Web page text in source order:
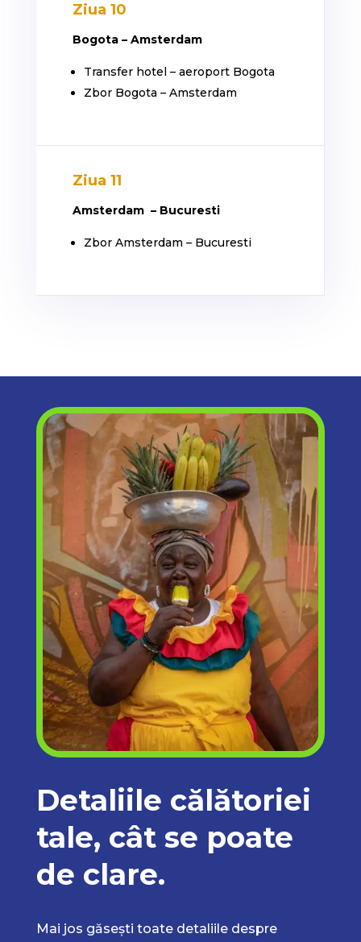
Ziua 10
Bogota – Amsterdam
Transfer hotel – aeroport Bogota
Zbor Bogota – Amsterdam
Ziua 11
Amsterdam – Bucuresti
Zbor Amsterdam – Bucuresti
Detaliile călătoriei
tale, cât se poate
de clare.
Mai jos găsești toate detaliile despre